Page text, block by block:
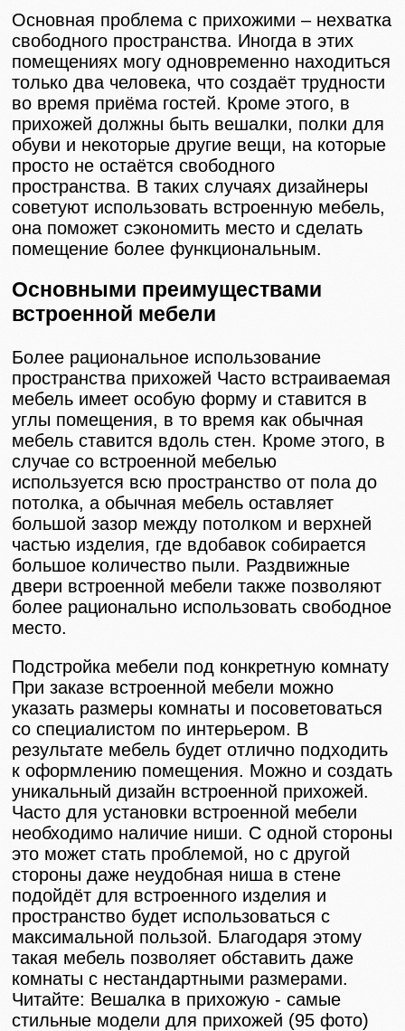
Основная проблема с прихожими – нехватка
свободного пространства. Иногда в этих
помещениях могу одновременно находиться
только два человека, что создаёт трудности
во время приёма гостей. Кроме этого, в
прихожей должны быть вешалки, полки для
обуви и некоторые другие вещи, на которые
просто не остаётся свободного
пространства. В таких случаях дизайнеры
советуют использовать встроенную мебель,
она поможет сэкономить место и сделать
помещение более функциональным.
Основными преимуществами
встроенной мебели
Более рациональное использование
пространства прихожей Часто встраиваемая
мебель имеет особую форму и ставится в
углы помещения, в то время как обычная
мебель ставится вдоль стен. Кроме этого, в
случае со встроенной мебелью
используется всю пространство от пола до
потолка, а обычная мебель оставляет
большой зазор между потолком и верхней
частью изделия, где вдобавок собирается
большое количество пыли. Раздвижные
двери встроенной мебели также позволяют
более рационально использовать свободное
место.
Подстройка мебели под конкретную комнату
При заказе встроенной мебели можно
указать размеры комнаты и посоветоваться
со специалистом по интерьером. В
результате мебель будет отлично подходить
к оформлению помещения. Можно и создать
уникальный дизайн встроенной прихожей.
Часто для установки встроенной мебели
необходимо наличие ниши. С одной стороны
это может стать проблемой, но с другой
стороны даже неудобная ниша в стене
подойдёт для встроенного изделия и
пространство будет использоваться с
максимальной пользой. Благодаря этому
такая мебель позволяет обставить даже
комнаты с нестандартными размерами.
Читайте: Вешалка в прихожую - самые
стильные модели для прихожей (95 фото)